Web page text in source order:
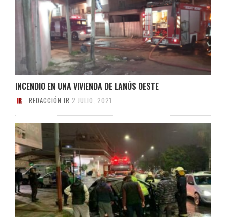
INCENDIO EN UNA VIVIENDA DE LANÚS OESTE
REDACCIÓN IR 2 JULIO, 2021